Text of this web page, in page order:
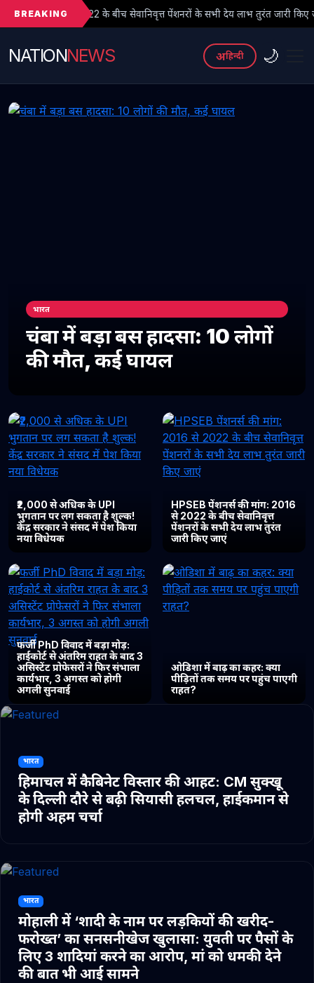
BREAKING
के बीच सेवानिवृत्त पेंशनरों के सभी देय लाभ तुरंत जारी किए जाएं ● फर्जी
NATIONNEWS अहिन्दी 🌙
भारत
चंबा में बड़ा बस हादसा: 10 लोगों
की मौत, कई घायल
₹2,000 से अधिक के UPI
भुगतान पर लग सकता है शुल्क!
केंद्र सरकार ने संसद में पेश किया
नया विधेयक
HPSEB पेंशनर्स की मांग: 2016
से 2022 के बीच सेवानिवृत्त
पेंशनरों के सभी देय लाभ तुरंत
जारी किए जाएं
फर्जी PhD विवाद में बड़ा मोड़:
हाईकोर्ट से अंतरिम राहत के बाद 3
असिस्टेंट प्रोफेसरों ने फिर संभाला
कार्यभार, 3 अगस्त को होगी
अगली सुनवाई
ओडिशा में बाढ़ का कहर: क्या
पीड़ितों तक समय पर पहुंच पाएगी
राहत?
भारत
हिमाचल में कैबिनेट विस्तार की आहट: CM सुक्खू
के दिल्ली दौरे से बढ़ी सियासी हलचल, हाईकमान से
होगी अहम चर्चा
भारत
मोहाली में ‘शादी के नाम पर लड़कियों की खरीद-
फरोख्त’ का सनसनीखेज खुलासा: युवती पर पैसों के
लिए 3 शादियां करने का आरोप, मां को धमकी देने
की बात भी आई सामने